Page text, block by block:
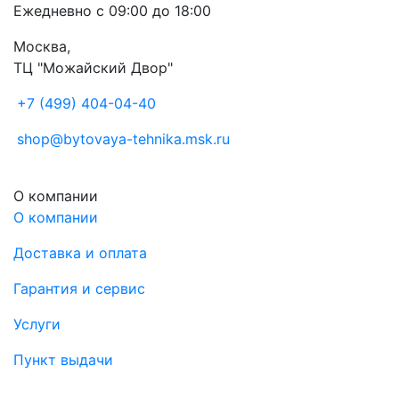
Ежедневно с 09:00 до 18:00
Москва,
ТЦ "Можайский Двор"
+7 (499) 404-04-40
shop@bytovaya-tehnika.msk.ru
О компании
О компании
Доставка и оплата
Гарантия и сервис
Услуги
Пункт выдачи